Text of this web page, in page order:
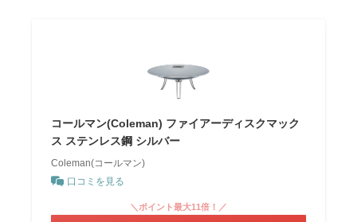
コールマン(Coleman) ファイアーディスクマック
ス ステンレス鋼 シルバー
Coleman(コールマン)
口コミを見る
＼ポイント最大11倍！／